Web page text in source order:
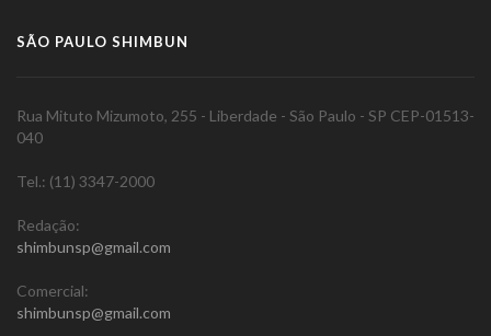
SÃO PAULO SHIMBUN
Rua Mituto Mizumoto, 255 - Liberdade - São Paulo - SP CEP-01513-
040
Tel.: (11) 3347-2000
Redação:
shimbunsp@gmail.com
Comercial:
shimbunsp@gmail.com